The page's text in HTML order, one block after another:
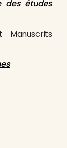
des études